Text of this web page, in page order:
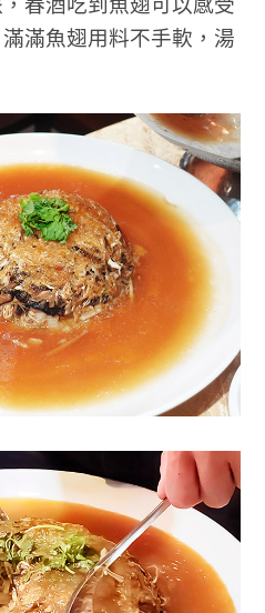
春酒吃到魚翅可以感受
滿魚翅用料不手軟，湯